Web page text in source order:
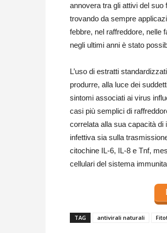
annovera tra gli attivi del
trovando da sempre
febbre, nel raffreddore, nelle
negli ultimi anni è stato
L’uso di estratti
produrre, alla luce dei
sintomi associati ai virus
casi più semplici di
correlata alla sua capacità di
infettiva sia sulla
citochine IL-6, IL-8 e Tnf,
cellulari del sistema
TAG antivirali naturali